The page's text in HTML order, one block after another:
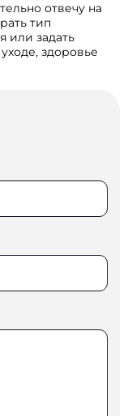
отвечу на
тип
или задать
здоровье